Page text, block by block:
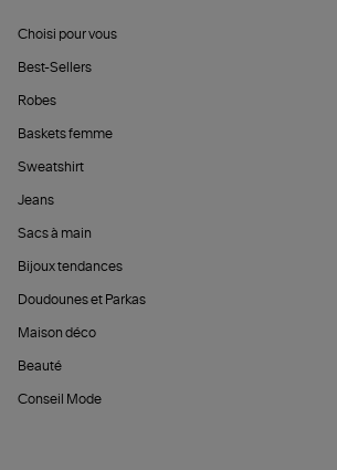
Choisi pour vous
Best-Sellers
Robes
Baskets femme
Sweatshirt
Jeans
Sacs à main
Bijoux tendances
Doudounes et Parkas
Maison déco
Beauté
Conseil Mode